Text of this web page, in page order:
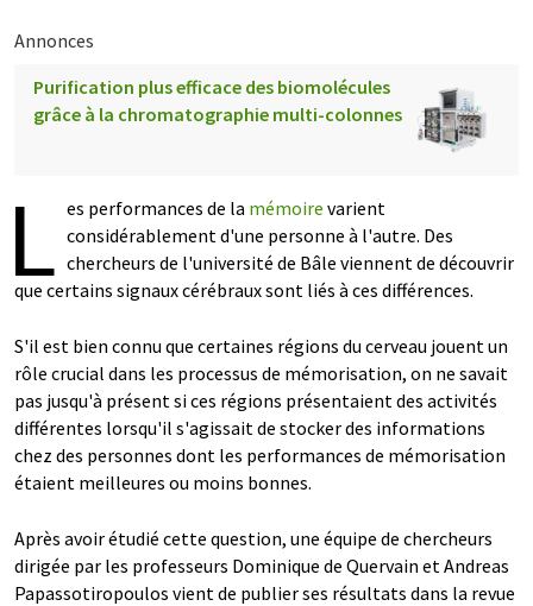
Annonces
Purification plus efficace des biomolécules
grâce à la chromatographie multi-colonnes
L es performances de la mémoire varient
considérablement d'une personne à l'autre. Des
chercheurs de l'université de Bâle viennent de découvrir
que certains signaux cérébraux sont liés à ces différences.
S'il est bien connu que certaines régions du cerveau jouent un
rôle crucial dans les processus de mémorisation, on ne savait
pas jusqu'à présent si ces régions présentaient des activités
différentes lorsqu'il s'agissait de stocker des informations
chez des personnes dont les performances de mémorisation
étaient meilleures ou moins bonnes.
Après avoir étudié cette question, une équipe de chercheurs
dirigée par les professeurs Dominique de Quervain et Andreas
Papassotiropoulos vient de publier ses résultats dans la revue